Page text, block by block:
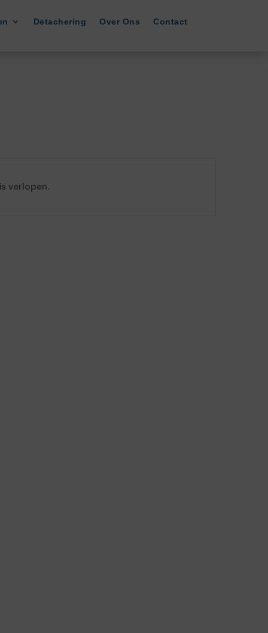
Detachering Over Ons Contact
verlopen.